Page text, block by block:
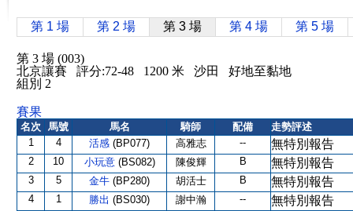
第 1 場 第 2 場 第 3 場 第 4 場 第 5 場
第 3 場 (003)
北京讓賽 評分:72-48 1200 米 沙田 好地至黏地
組別 2
賽果
名次 馬號 馬名 騎師 配備
走勢評述
1
4 活感 (BP077) 高雅志 -- 無特別報告
2 10 小玩意 (BS082) 陳俊輝 B 無特別報告
3 5 金牛 (BP280) 胡活士 B 無特別報告
4 1 勝出 (BS030) 謝中瀚 -- 無特別報告